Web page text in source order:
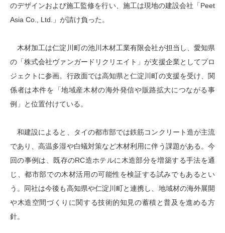
のデザインおよび施工監修を行い、施工は現地の建設会社「Peet
Asia Co., Ltd.」が請け負った。
木材加工は仁淀川町の池川木材工業有限会社が担当し、愛知県
の「株式会社ヴァンガードリクリエイト」が支援企業としてプロ
ジェクトに参画。行政面では高知県と仁淀川町の支援を受け、関
係者は本件を「地域産木材の海外発信や販路拡大につながる事
例」と位置付けている。
和建設によると、タイの都市部では鉄筋コンクリート造が主流
であり、高温多湿や白蟻対策など木材利用に伴う課題がある。今
回の事例は、既存のRC造ホテルに木造部分を増築する手法を通
じ、都市部での木材活用の可能性を検証する試みでもあるとい
う。同社は今後も高知県や仁淀川町と連携し、地域材の海外展開
や木造空間づくりに関する技術的知見の蓄積と普及を進める方
針。